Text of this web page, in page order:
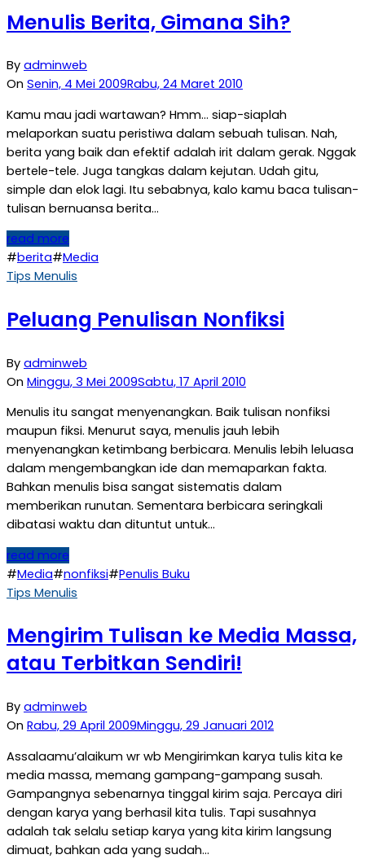
Menulis Berita, Gimana Sih?
By adminweb
On Senin, 4 Mei 2009Rabu, 24 Maret 2010
Kamu mau jadi wartawan? Hmm… siap-siaplah
melaporkan suatu peristiwa dalam sebuah tulisan. Nah,
berita yang baik dan efektif adalah irit dalam gerak. Nggak
bertele-tele. Juga tangkas dalam kejutan. Udah gitu,
simple dan elok lagi. Itu sebabnya, kalo kamu baca tulisan-
tulisan bernuansa berita…
read more
#berita#Media
Tips Menulis
Peluang Penulisan Nonfiksi
By adminweb
On Minggu, 3 Mei 2009Sabtu, 17 April 2010
Menulis itu sangat menyenangkan. Baik tulisan nonfiksi
maupun fiksi. Menurut saya, menulis jauh lebih
menyenangkan ketimbang berbicara. Menulis lebih leluasa
dalam mengembangkan ide dan memaparkan fakta.
Bahkan menulis bisa sangat sistematis dalam
memberikan runutan. Sementara berbicara seringkali
dibatasi waktu dan dituntut untuk…
read more
#Media#nonfiksi#Penulis Buku
Tips Menulis
Mengirim Tulisan ke Media Massa,
atau Terbitkan Sendiri!
By adminweb
On Rabu, 29 April 2009Minggu, 29 Januari 2012
Assalaamu’alaikum wr wb Mengirimkan karya tulis kita ke
media massa, memang gampang-gampang susah.
Gampangnya sebenarnya tinggal kirim saja. Percaya diri
dengan karya yang berhasil kita tulis. Tapi susahnya
adalah tak selalu setiap karya yang kita kirim langsung
dimuat, bahkan ada yang sudah…